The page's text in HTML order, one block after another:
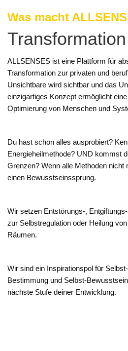
Was macht
Transformation
ALLSENSES ist eine Plattform für
Transformation zur privaten und
Unsichtbare wird sichtbar und das
einzigartiges Konzept ermöglicht
Optimierung von Menschen und
Du hast schon alles ausprobiert?
Energieheilmethode? UND kommst
Grenzen? Wenn alle Methoden nicht
einen Bewusstseinssprung.
Wir setzen Entstörungs-,
zur Selbstregulation oder Heilung
Räumen.
Wir sind ein Inspirationspol für
Bestimmung und Selbst-
nächste Stufe deiner Entwicklung.